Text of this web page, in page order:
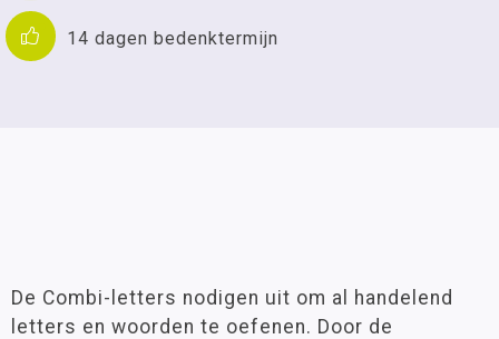
14 dagen bedenktermijn
De Combi-letters nodigen uit om al handelend
letters en woorden te oefenen. Door de